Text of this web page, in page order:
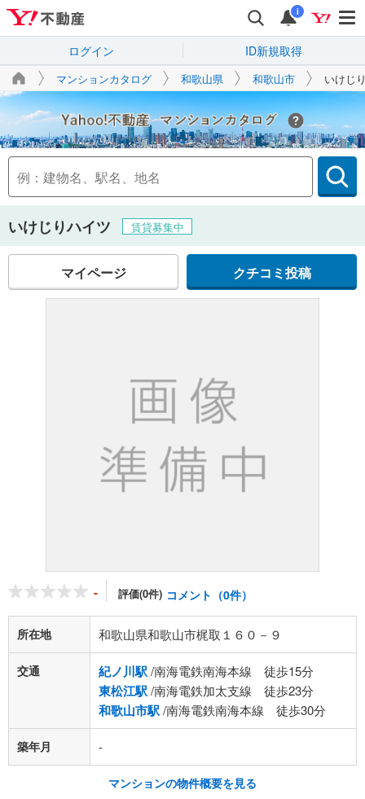
i
ログイン ID新規取得
マンションカタログ 和歌山県 和歌山市 いけじ
Yahoo!不動産
いけじりハイツ 賃貸募集中
マイページ クチコミ投稿
- 評価(0件) コメント（0件）
所在地 和歌山県和歌山市梶取１６０－９
交通 紀ノ川駅/南海電鉄南海本線 徒歩15分
東松江駅/南海電鉄加太支線 徒歩23分
和歌山市駅/南海電鉄南海本線 徒歩30分
築年月 -
マンションの物件概要を見る